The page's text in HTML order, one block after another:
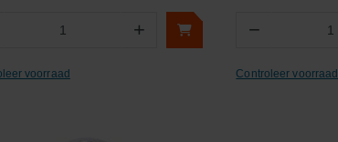
+
voorraad
−
Controleer voorraad